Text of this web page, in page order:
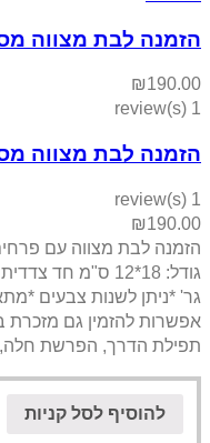
הזמנה לבת מצווה מס’
₪190.00
1 review(s)
הזמנה לבת מצווה מס’
1 review(s)
₪190.00
אפשרות להזמין גם מזכרת
תפילת הדרך, הפרשת
להוסיף לסל קניות